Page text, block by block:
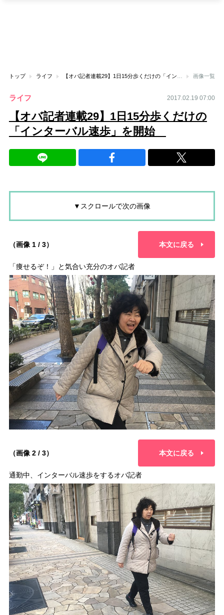
トップ ライフ 画像一覧
ライフ 2017.02.19 07:00
【オバ記者連載29】1日15分歩くだけの
「インターバル速歩」を開始
▼スクロールで次の画像
（画像 1 / 3） 本文に戻る
「痩せるぞ！」と気合い充分のオバ記者
（画像 2 / 3） 本文に戻る
通勤中、インターバル速歩をするオバ記者